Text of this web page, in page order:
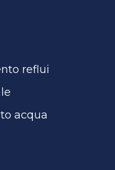
reflui
acqua